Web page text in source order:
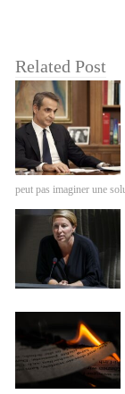
Related Post
peut pas imaginer une